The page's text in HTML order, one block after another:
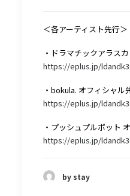
＜各アーティスト先行＞
・ドラマチックアラス
https://eplus.jp/
・bokula. オフィシャル
https://eplus.jp/
・プッシュプルポット
https://eplus.jp/
by stay